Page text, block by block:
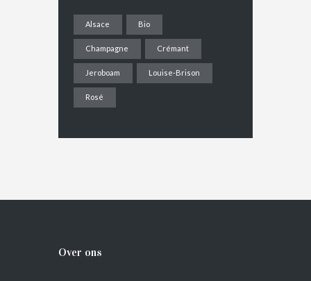
Alsace Bio
Champagne Crémant
Jeroboam Louise-Brison
Rosé
Over ons